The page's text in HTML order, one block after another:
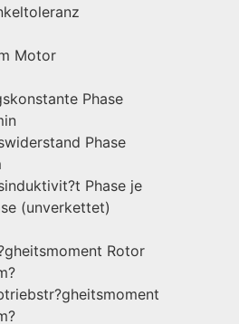
Motor
Phase
Phase
Phase je
(unverkettet)
Rotor